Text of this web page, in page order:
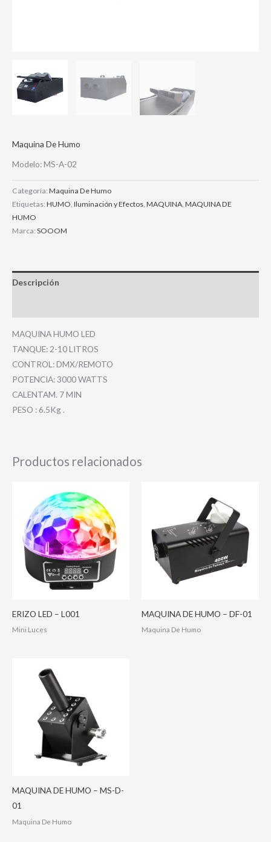
Maquina De Humo
Modelo: MS-A-02
Categoría: Maquina De Humo
Etiquetas: HUMO Iluminación y Efectos MAQUINA MAQUINA DE
HUMO
Marca: SOOOM
Descripción
MAQUINA HUMO LED
TANQUE: 2-10 LITROS
CONTROL: DMX/REMOTO
POTENCIA: 3000 WATTS
CALENTAM. 7 MIN
PESO : 6.5Kg .
Productos relacionados
ERIZO LED – L001
Mini Luces
MAQUINA DE HUMO – DF-01
Maquina De Humo
MAQUINA DE HUMO – MS-D-
01
Maquina De Humo